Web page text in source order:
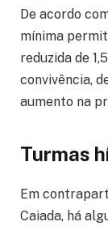
De acordo
mínima
reduzida de
convivência,
aumento na
Turmas
Em
Caiada, há